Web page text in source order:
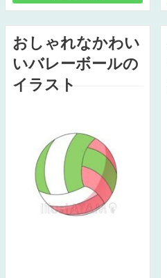
おしゃれなかわい
いバレーボールの
イラスト